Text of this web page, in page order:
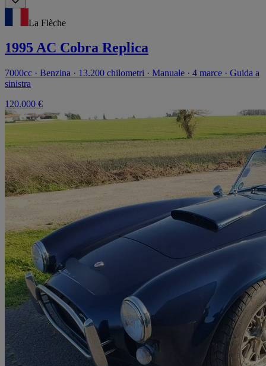
La Flèche
1995 AC Cobra Replica
7000cc · Benzina · 13.200 chilometri · Manuale · 4 marce · Guida a
sinistra
120.000 €